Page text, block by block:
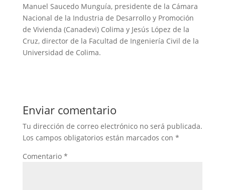
Manuel Saucedo Munguía, presidente de la Cámara
Nacional de la Industria de Desarrollo y Promoción
de Vivienda (Canadevi) Colima y Jesús López de la
Cruz, director de la Facultad de Ingeniería Civil de la
Universidad de Colima.
Enviar comentario
Tu dirección de correo electrónico no será publicada.
Los campos obligatorios están marcados con *
Comentario *